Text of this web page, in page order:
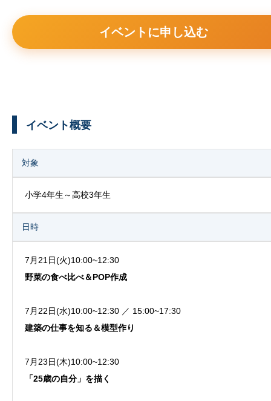
イベントに申し込む
イベント概要
対象
小学4年生～高校3年生
日時
7月21日(火)10:00~12:30
野菜の食べ比べ＆POP作成
7月22日(水)10:00~12:30 ／ 15:00~17:30
建築の仕事を知る＆模型作り
7月23日(木)10:00~12:30
「25歳の自分」を描く